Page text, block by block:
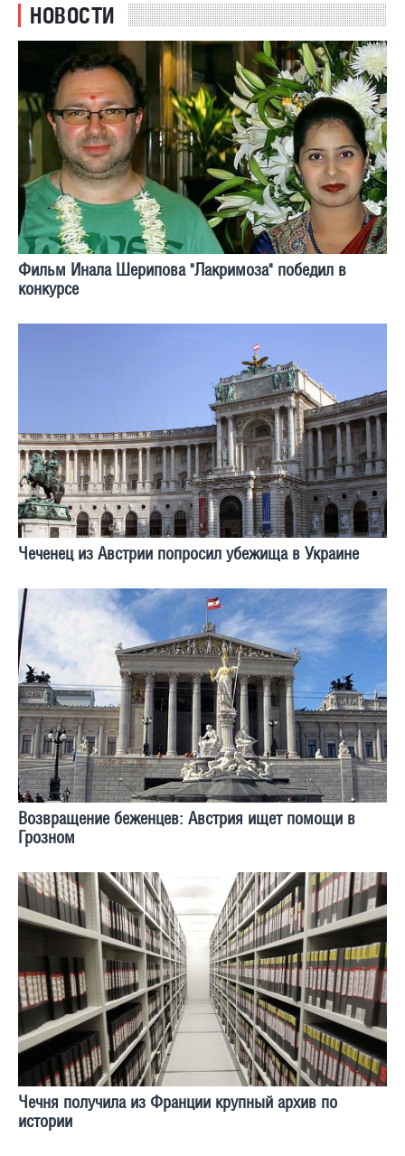
НОВОСТИ
Фильм Инала Шерипова "Лакримоза" победил в
конкурсе
Чеченец из Австрии попросил убежища в Украине
Возвращение беженцев: Австрия ищет помощи в
Грозном
Чечня получила из Франции крупный архив по
истории